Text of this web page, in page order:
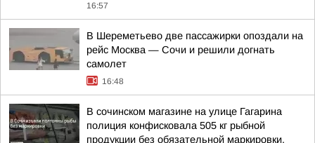
16:57
В Шереметьево две пассажирки опоздали на
рейс Москва — Сочи и решили догнать
самолет
16:48
В сочинском магазине на улице Гагарина
полиция конфисковала 505 кг рыбной
продукции без обязательной маркировки,